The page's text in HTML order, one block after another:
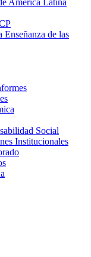
América Latina
de las
Social
Institucionales